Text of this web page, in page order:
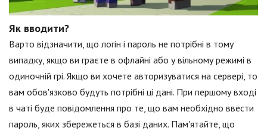
Як вводити?
Варто відзначити, що логін і пароль не потрібні в тому
випадку, якщо ви граєте в офлайні або у вільному режимі в
одиночній грі. Якщо ви хочете авторизуватися на сервері, то
вам обов'язково будуть потрібні ці дані. При першому вході
в чаті буде повідомлення про те, що вам необхідно ввести
пароль, яких збережеться в базі даних. Пам'ятайте, що